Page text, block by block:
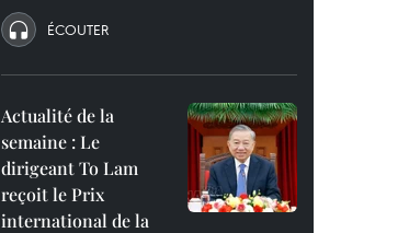
ÉCOUTER
Actualité de la
semaine : Le
dirigeant To Lam
reçoit le Prix
international de la